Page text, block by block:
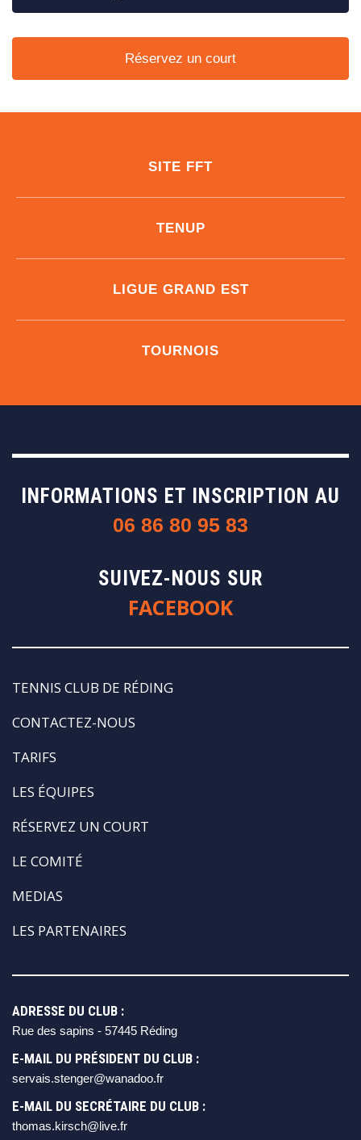
Réservez un court
SITE FFT
TENUP
LIGUE GRAND EST
TOURNOIS
INFORMATIONS ET INSCRIPTION AU
06 86 80 95 83
SUIVEZ-NOUS SUR
FACEBOOK
TENNIS CLUB DE RÉDING
CONTACTEZ-NOUS
TARIFS
LES ÉQUIPES
RÉSERVEZ UN COURT
LE COMITÉ
MEDIAS
LES PARTENAIRES
ADRESSE DU CLUB :
Rue des sapins - 57445 Réding
E-MAIL DU PRÉSIDENT DU CLUB :
servais.stenger@wanadoo.fr
E-MAIL DU SECRÉTAIRE DU CLUB :
thomas.kirsch@live.fr